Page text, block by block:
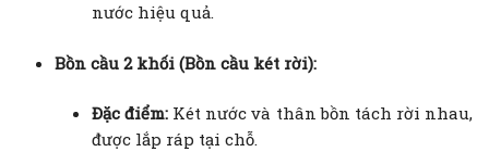
nước hiệu quả.
Bồn cầu 2 khối (Bồn cầu két rời):
Đặc điểm: Két nước và thân bồn tách rời nhau,
được lắp ráp tại chỗ.